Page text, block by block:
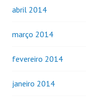
abril 2014
março 2014
fevereiro 2014
janeiro 2014